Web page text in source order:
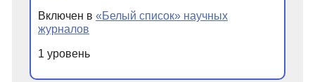
Включен в «Белый список» научных
журналов
1 уровень